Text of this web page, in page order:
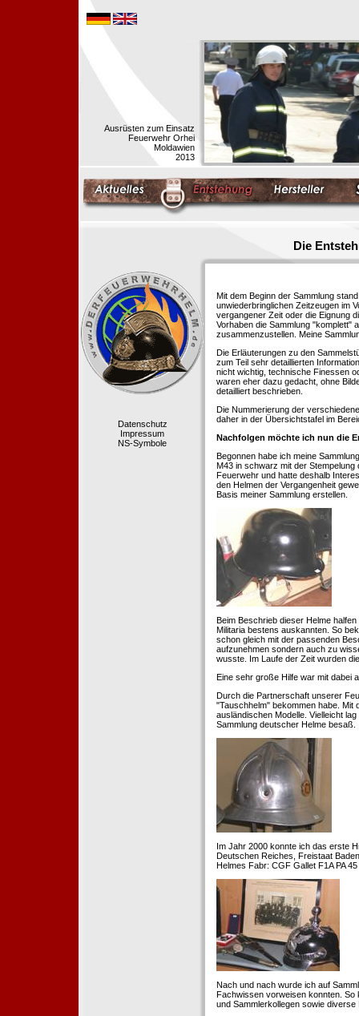
Ausrüsten zum Einsatz
Feuerwehr Orhei
Moldawien
2013
Die
Datenschutz
Impressum
NS-Symbole
Mit dem Beginn der Sammlung
unwiederbringlichen Zeitzeugen im
vergangener Zeit oder die Eignung
Vorhaben die Sammlung "komplett"
zusammenzustellen. Meine
Die Erläuterungen zu den
zum Teil sehr detaillierten
nicht wichtig, technische Finessen
waren eher dazu gedacht, ohne
detailliert beschrieben.
Die Nummerierung der
daher in der Übersichtstafel im
Nachfolgen möchte ich nun die
Begonnen habe ich meine
M43 in schwarz mit der Stempelung
Feuerwehr und hatte deshalb
den Helmen der Vergangenheit
Basis meiner Sammlung erstellen.
Beim Beschrieb dieser Helme
Militaria bestens auskannten. So
schon gleich mit der passenden
aufzunehmen sondern auch zu
wusste. Im Laufe der Zeit wurden
Eine sehr große Hilfe war mit dabei
Durch die Partnerschaft unserer
"Tauschhelm" bekommen habe. Mit
ausländischen Modelle. Vielleicht
Sammlung deutscher Helme besaß.
Im Jahr 2000 konnte ich das erste
Deutschen Reiches, Freistaat
Helmes Fabr: CGF Gallet F1A PA
Nach und nach wurde ich auf
Fachwissen vorweisen konnten. So
und Sammlerkollegen sowie